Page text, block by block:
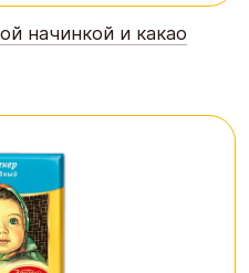
начинкой и какао